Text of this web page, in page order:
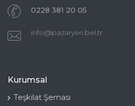
0228 381 20 05
info@pazaryeri.bel.tr
Kurumsal
Teşkilat Şeması